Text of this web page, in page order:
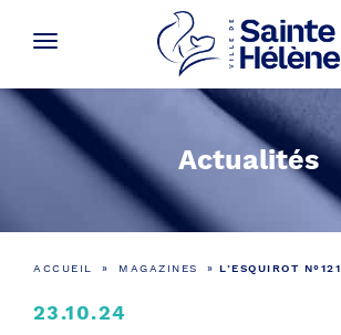
Actualités
ACCUEIL » MAGAZINES » L’ESQUIROT N°121
23.10.24